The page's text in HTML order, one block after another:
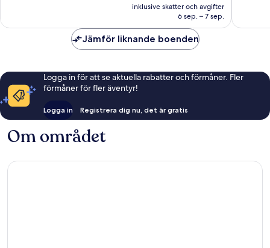
1 072 kr
inklusive skatter och avgifter
6 sep. – 7 sep.
Jämför liknande boenden
Logga in för att se aktuella rabatter och förmåner. Fler
förmåner för fler äventyr!
Logga in Registrera dig nu, det är gratis
Om området